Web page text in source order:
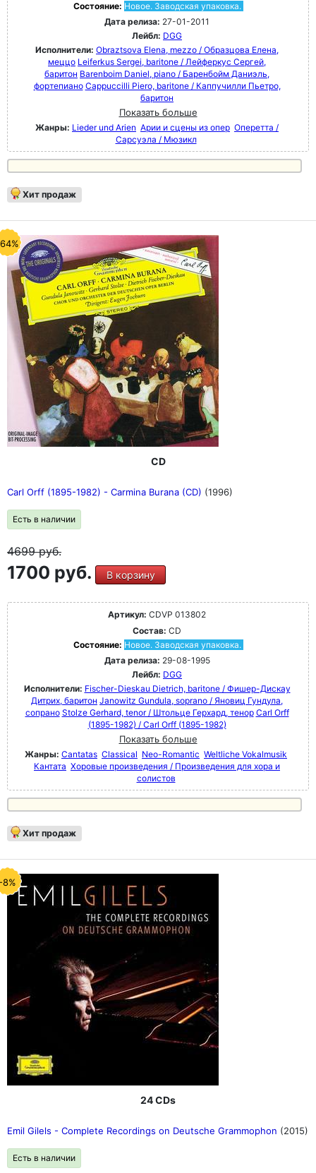
Состояние: Новое. Заводская упаковка.
Дата релиза: 27-01-2011
Лейбл: DGG
Исполнители: Obraztsova Elena, mezzo / Образцова Елена,
меццо Leiferkus Sergei, baritone / Лейферкус Сергей,
баритон Barenboim Daniel, piano / Баренбойм Даниэль,
фортепиано Cappuccilli Piero, baritone / Каппучилли Пьетро,
баритон
Показать больше
Жанры: Lieder und Arien Арии и сцены из опер Оперетта /
Сарсуэла / Мюзикл
Хит продаж
CD
Carl Orff (1895-1982) - Carmina Burana (CD) (1996)
Есть в наличии
4699руб.
1700 руб. В корзину
Артикул: CDVP 013802
Состав: CD
Состояние: Новое. Заводская упаковка.
Дата релиза: 29-08-1995
Лейбл: DGG
Исполнители: Fischer-Dieskau Dietrich, baritone / Фишер-Дискау
Дитрих, баритон Janowitz Gundula, soprano / Яновиц Гундула,
сопрано Stolze Gerhard, tenor / Штольце Герхард, тенор Carl Orff
(1895-1982) / Carl Orff (1895-1982)
Показать больше
Жанры: Cantatas Classical Neo-Romantic Weltliche Vokalmusik
Кантата Хоровые произведения / Произведения для хора и
солистов
Хит продаж
8%
24 CDs
Emil Gilels - Complete Recordings on Deutsche Grammophon (2015)
Есть в наличии